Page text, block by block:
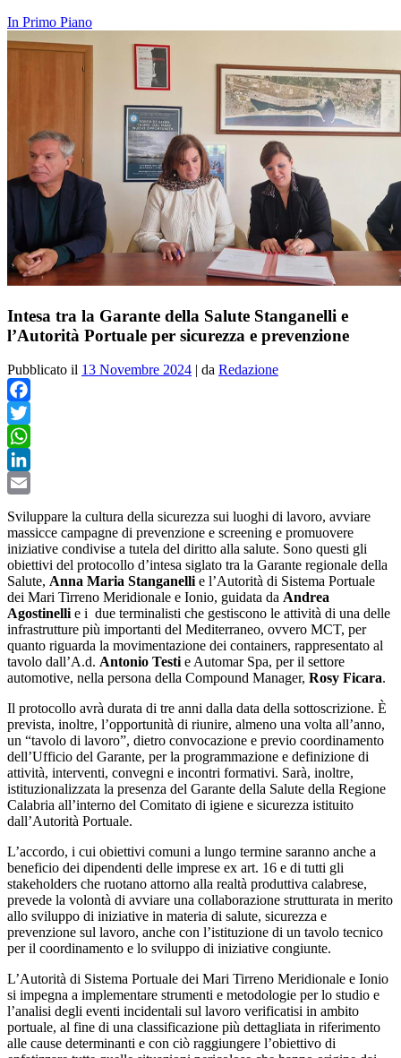
In Primo Piano
Intesa tra la Garante della Salute Stanganelli e
l’Autorità Portuale per sicurezza e prevenzione
Pubblicato il 13 Novembre 2024 | da Redazione
Facebook
Twitter
WhatsApp
LinkedIn
Sviluppare la cultura della sicurezza sui luoghi di lavoro, avviare
massicce campagne di prevenzione e screening e promuovere
iniziative condivise a tutela del diritto alla salute. Sono questi gli
obiettivi del protocollo d’intesa siglato tra la Garante regionale della
Salute, Anna Maria Stanganellie l’Autorità di Sistema Portuale
dei Mari Tirreno Meridionale e Ionio, guidata da Andrea
Agostinellie i due terminalisti che gestiscono le attività di una delle
infrastrutture più importanti del Mediterraneo, ovvero MCT, per
quanto riguarda la movimentazione dei containers, rappresentato al
tavolo dall’A.d. Antonio Testie Automar Spa, per il settore
automotive, nella persona della Compound Manager, Rosy Ficara.
Il protocollo avrà durata di tre anni dalla data della sottoscrizione. È
prevista, inoltre, l’opportunità di riunire, almeno una volta all’anno,
un “tavolo di lavoro”, dietro convocazione e previo coordinamento
dell’Ufficio del Garante, per la programmazione e definizione di
attività, interventi, convegni e incontri formativi. Sarà, inoltre,
istituzionalizzata la presenza del Garante della Salute della Regione
Calabria all’interno del Comitato di igiene e sicurezza istituito
dall’Autorità Portuale.
L’accordo, i cui obiettivi comuni a lungo termine saranno anche a
beneficio dei dipendenti delle imprese ex art. 16 e di tutti gli
stakeholders che ruotano attorno alla realtà produttiva calabrese,
prevede la volontà di avviare una collaborazione strutturata in merito
allo sviluppo di iniziative in materia di salute, sicurezza e
prevenzione sul lavoro, anche con l’istituzione di un tavolo tecnico
per il coordinamento e lo sviluppo di iniziative congiunte.
L’Autorità di Sistema Portuale dei Mari Tirreno Meridionale e Ionio
si impegna a implementare strumenti e metodologie per lo studio e
l’analisi degli eventi incidentali sul lavoro verificatisi in ambito
portuale, al fine di una classificazione più dettagliata in riferimento
alle cause determinanti e con ciò raggiungere l’obiettivo di